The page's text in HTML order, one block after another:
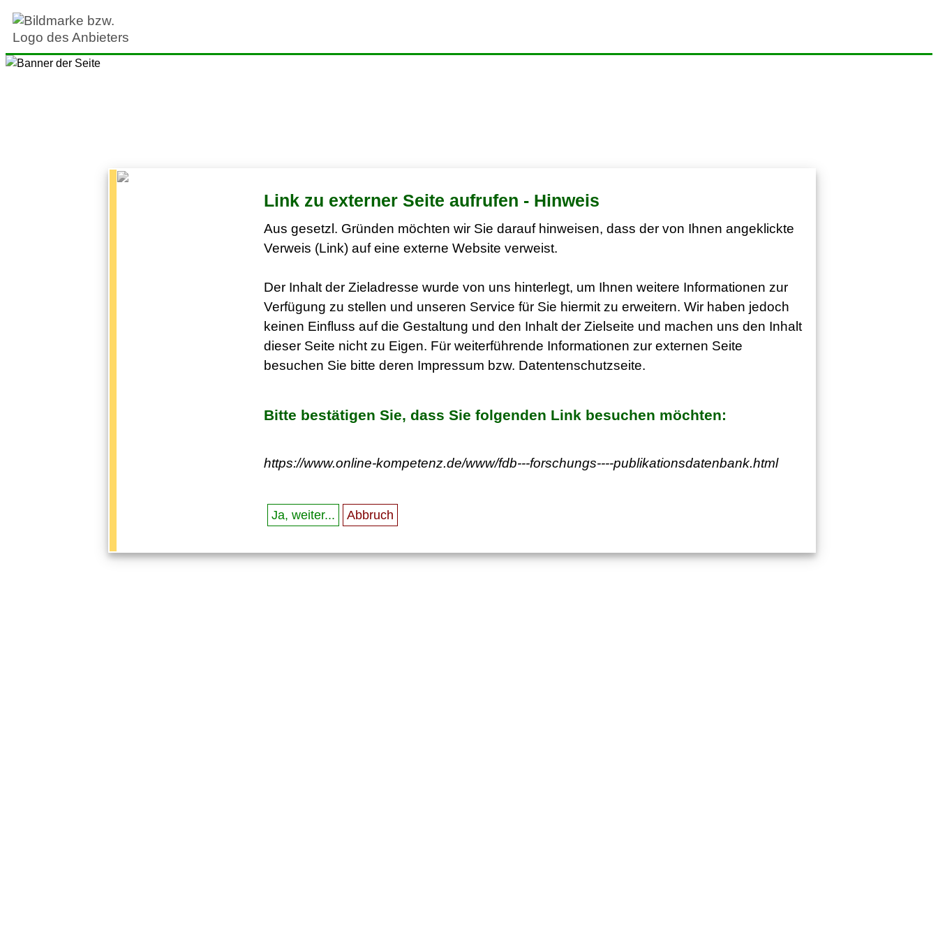
Link zu externer Seite aufrufen - Hinweis
Aus gesetzl. Gründen möchten wir Sie darauf hinweisen, dass der von Ihnen angeklickte
Verweis (Link) auf eine externe Website verweist.
Der Inhalt der Zieladresse wurde von uns hinterlegt, um Ihnen weitere Informationen zur
Verfügung zu stellen und unseren Service für Sie hiermit zu erweitern. Wir haben jedoch
keinen Einfluss auf die Gestaltung und den Inhalt der Zielseite und machen uns den Inhalt
dieser Seite nicht zu Eigen. Für weiterführende Informationen zur externen Seite
besuchen Sie bitte deren Impressum bzw. Datentenschutzseite.
Bitte bestätigen Sie, dass Sie folgenden Link besuchen möchten:
https://www.online-kompetenz.de/www/fdb---forschungs----publikationsdatenbank.html
Ja, weiter... Abbruch